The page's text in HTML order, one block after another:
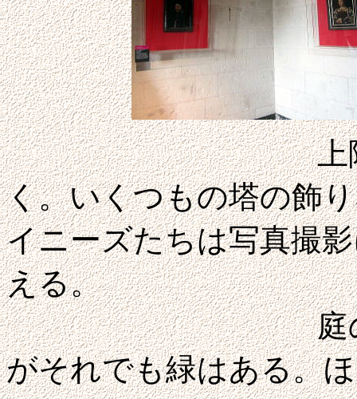
上階というか
く。いくつもの塔の飾
イニーズたちは写真撮
える。
庭の景色もよ
がそれでも緑はある。